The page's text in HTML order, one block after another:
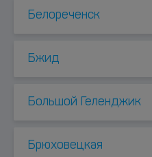
Белореченск
Бжид
Большой Геленджик
Брюховецкая